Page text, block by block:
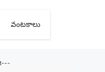
వంటకాలు